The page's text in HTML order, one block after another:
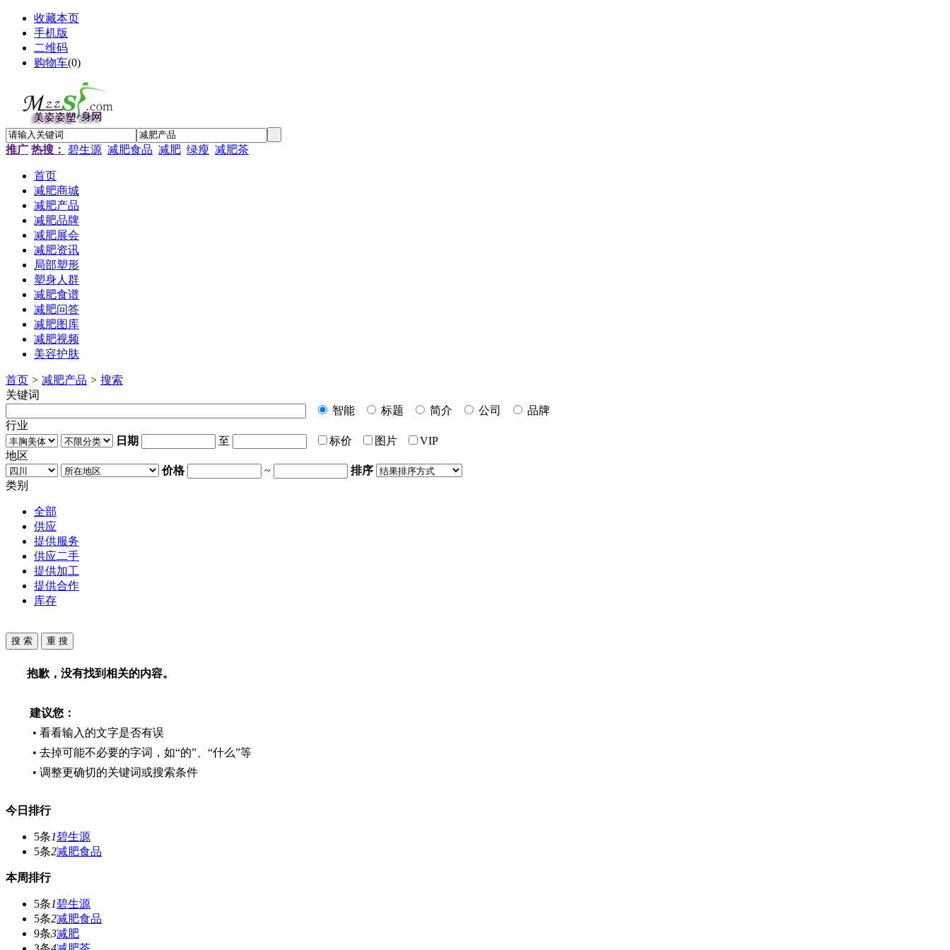
收藏本页
手机版
二维码
购物车(0)
推广 热搜： 碧生源 减肥食品 减肥 绿瘦 减肥茶
首页
减肥商城
减肥产品
减肥品牌
减肥展会
减肥资讯
局部塑形
塑身人群
减肥食谱
减肥问答
减肥图库
减肥视频
美容护肤
首页 > 减肥产品 > 搜索
关键词
智能
标题 简介 公司
品牌
行业
日期
至 标价 图片
VIP
地区
价格
~
排序
类别
全部
供应
提供服务
供应二手
提供加工
提供合作
库存
抱歉，没有找到相关的内容。
建议您：
• 看看输入的文字是否有误
• 去掉可能不必要的字词，如“的”、“什么”等
• 调整更确切的关键词或搜索条件
今日排行
5条1碧生源
5条2减肥食品
本周排行
5条1碧生源
5条2减肥食品
9条3减肥